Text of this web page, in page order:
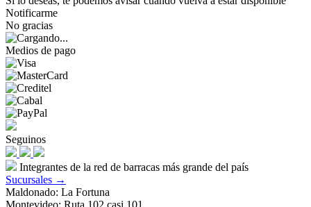
Notificarme
No gracias
Medios de pago
Seguinos
Integrantes de la red de barracas más grande del país
Sucursales →
Maldonado: La Fortuna